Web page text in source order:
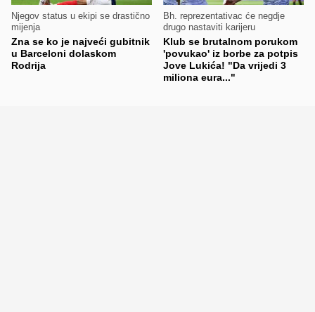
Njegov status u ekipi se drastično
mijenja
Zna se ko je najveći gubitnik
u Barceloni dolaskom
Rodrija
Bh. reprezentativac će negdje
drugo nastaviti karijeru
Klub se brutalnom porukom
'povukao' iz borbe za potpis
Jove Lukića! "Da vrijedi 3
miliona eura..."